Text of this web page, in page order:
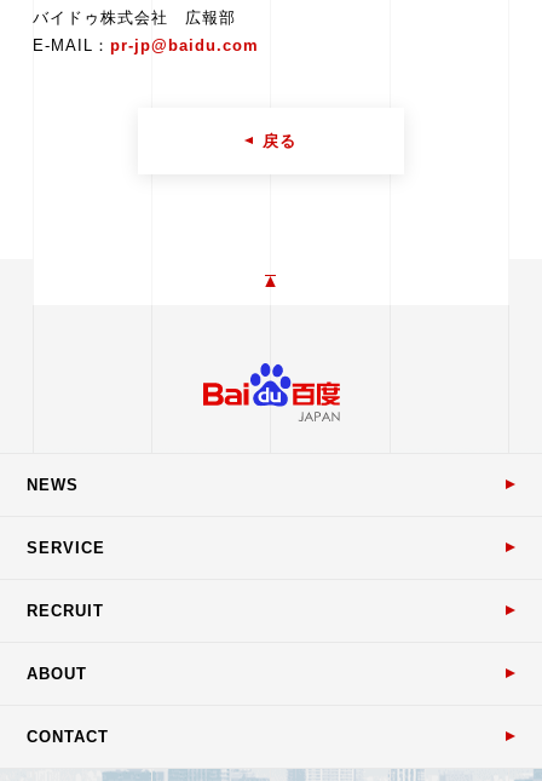
バイドゥ株式会社 広報部
E-MAIL： pr-jp@baidu.com
戻る
NEWS
SERVICE
RECRUIT
ABOUT
CONTACT